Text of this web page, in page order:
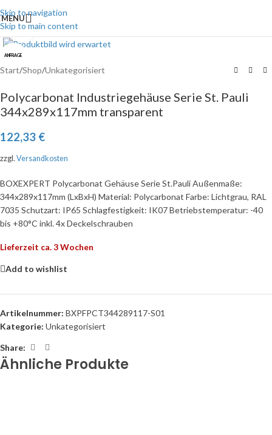
Skip to navigation
Skip to main content
MENU
ANFRAGE
Click to enlarge
Start/Shop/Unkategorisiert
Polycarbonat Industriegehäuse Serie St. Pauli
344x289x117mm transparent
122,33 €
zzgl. Versandkosten
BOXEXPERT Polycarbonat Gehäuse Serie St.Pauli Außenmaße:
344x289x117mm (LxBxH) Material: Polycarbonat Farbe: Lichtgrau, RAL
7035 Schutzart: IP65 Schlagfestigkeit: IK07 Betriebstemperatur: -40
bis +80°C inkl. 4x Deckelschrauben
Lieferzeit ca. 3 Wochen
Add to wishlist
Artikelnummer: BXPFPCT344289117-S01
Kategorie: Unkategorisiert
Share:
Ähnliche Produkte